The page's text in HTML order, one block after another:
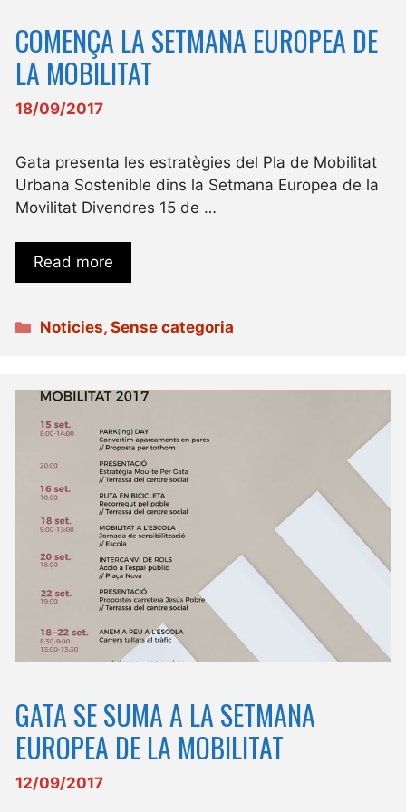
COMENÇA LA SETMANA EUROPEA DE
LA MOBILITAT
18/09/2017
Gata presenta les estratègies del Pla de Mobilitat
Urbana Sostenible dins la Setmana Europea de la
Movilitat Divendres 15 de …
Read more
Categories
Noticies,Sense categoria
GATA SE SUMA A LA SETMANA
EUROPEA DE LA MOBILITAT
12/09/2017